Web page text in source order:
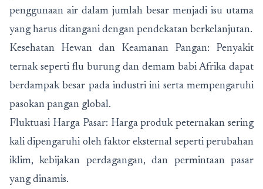
penggunaan air dalam jumlah besar menjadi isu utama
yang harus ditangani dengan pendekatan berkelanjutan.
Kesehatan Hewan dan Keamanan Pangan: Penyakit
ternak seperti flu burung dan demam babi Afrika dapat
berdampak besar pada industri ini serta mempengaruhi
pasokan pangan global.
Fluktuasi Harga Pasar: Harga produk peternakan sering
kali dipengaruhi oleh faktor eksternal seperti perubahan
iklim, kebijakan perdagangan, dan permintaan pasar
yang dinamis.